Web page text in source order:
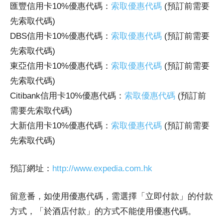
匯豐信用卡10%優惠代碼： 索取優惠代碼 (預訂前需要
先索取代碼)
DBS信用卡10%優惠代碼： 索取優惠代碼 (預訂前需要
先索取代碼)
東亞信用卡10%優惠代碼： 索取優惠代碼 (預訂前需要
先索取代碼)
Citibank信用卡10%優惠代碼： 索取優惠代碼 (預訂前
需要先索取代碼)
大新信用卡10%優惠代碼： 索取優惠代碼 (預訂前需要
先索取代碼)
預訂網址： http://www.expedia.com.hk
留意番，如使用優惠代碼，需選擇「立即付款」的付款
方式，「於酒店付款」的方式不能使用優惠代碼。